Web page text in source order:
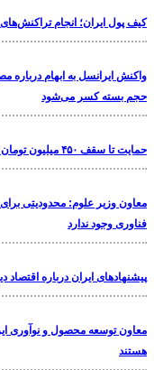
کیف پول ایران؛ انجام تراکنش‌های
واکنش ایرانسل به ابهام درباره
حجم بسته کسر می‌شود
حمایت تا سقف ۴۵۰ میلیون تومان از حضور شرکت‌های دانش‌بنیان در GITEX AI Türkiye
معاون وزیر علوم: محدودیتی
فناوری وجود ندارد
پیشنهادهای ایران درباره
معاون توسعه محصول و نوآوری
هستند